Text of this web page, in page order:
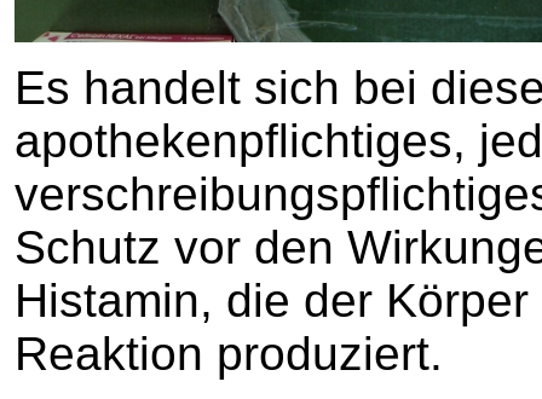
Es handelt sich bei
apothekenpflichtiges,
Schutz vor den
Histamin, die der
Reaktion produziert.